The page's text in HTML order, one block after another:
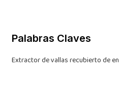
Palabras Claves
Extractor de vallas recubierto de